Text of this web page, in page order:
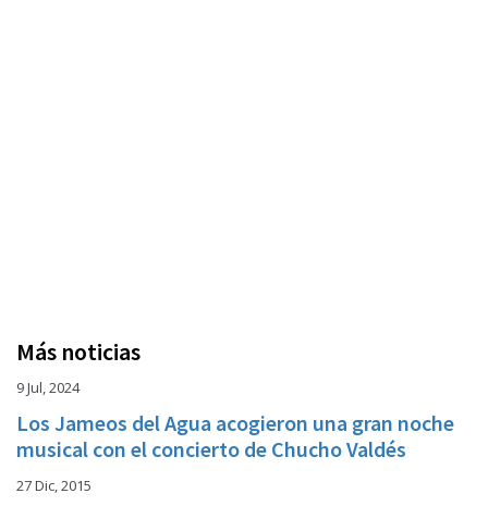
Más noticias
9 Jul, 2024
Los Jameos del Agua acogieron una gran noche
musical con el concierto de Chucho Valdés
27 Dic, 2015